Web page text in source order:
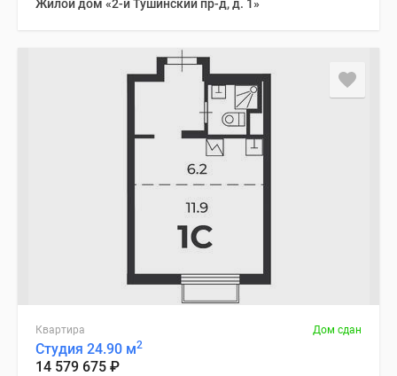
Жилой дом «2-й Тушинский пр-д, д. 1»
Квартира Дом сдан
Студия 24.90 м2
14 579 675 ₽